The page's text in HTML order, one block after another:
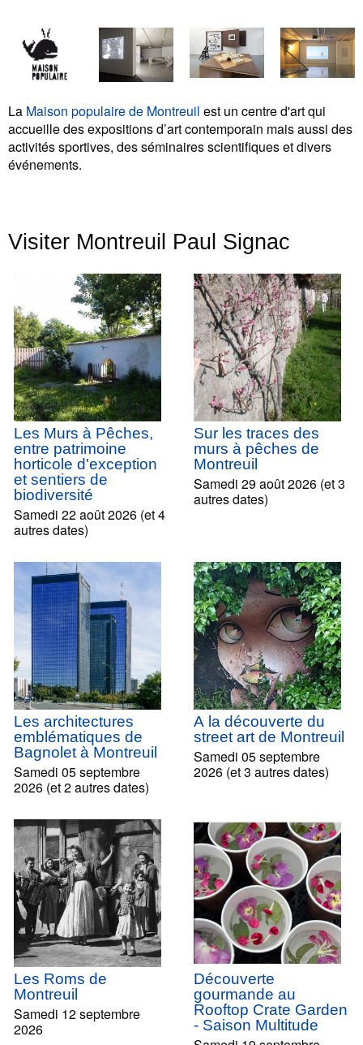
La Maison populaire de Montreuil est un centre d'art qui
accueille des expositions d’art contemporain mais aussi des
activités sportives, des séminaires scientifiques et divers
événements.
Visiter Montreuil Paul Signac
Les Murs à Pêches,
entre patrimoine
horticole d'exception
et sentiers de
biodiversité
Samedi 22 août 2026 (et 4
autres dates)
Sur les traces des
murs à pêches de
Montreuil
Samedi 29 août 2026 (et 3
autres dates)
Les architectures
emblématiques de
Bagnolet à Montreuil
Samedi 05 septembre
2026 (et 2 autres dates)
A la découverte du
street art de Montreuil
Samedi 05 septembre
2026 (et 3 autres dates)
Les Roms de
Montreuil
Samedi 12 septembre
2026
Découverte
gourmande au
Rooftop Crate Garden
- Saison Multitude